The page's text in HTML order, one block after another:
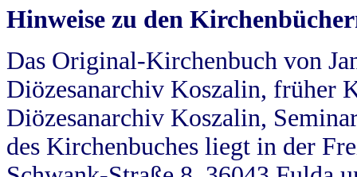
Hinweise zu den
Das Original-Kirchenbuch von
Diözesanarchiv Koszalin, früher
Diözesanarchiv Koszalin,
des Kirchenbuches liegt in der